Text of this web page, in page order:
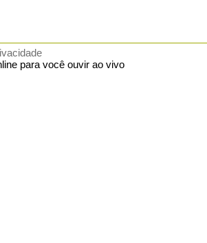
para você ouvir ao vivo